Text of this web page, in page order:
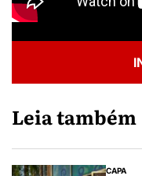
Leia também
CAPA